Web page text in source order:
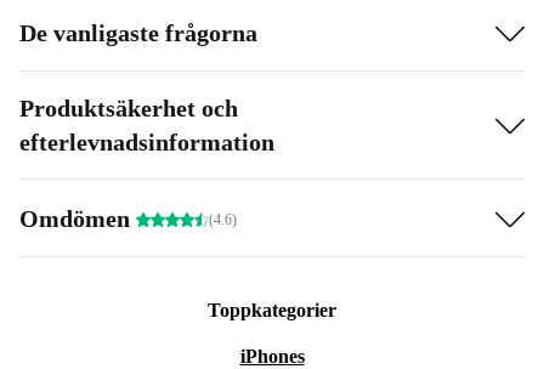
De vanligaste frågorna
Produktsäkerhet och
efterlevnadsinformation
Omdömen (4.6)
Toppkategorier
iPhones